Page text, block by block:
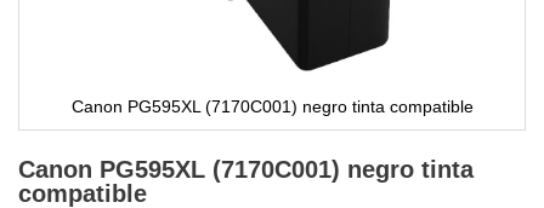
Canon PG595XL (7170C001) negro tinta compatible
al
comienzo
Canon PG595XL (7170C001) negro tinta
compatible